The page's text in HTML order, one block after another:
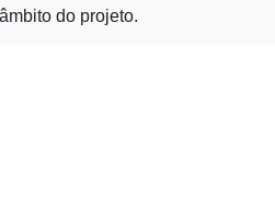
do projeto.